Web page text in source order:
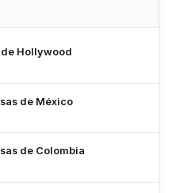
Hollywood
de México
de Colombia